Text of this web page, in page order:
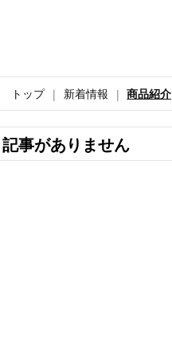
トップ 新着情報 商品紹介
記事がありません